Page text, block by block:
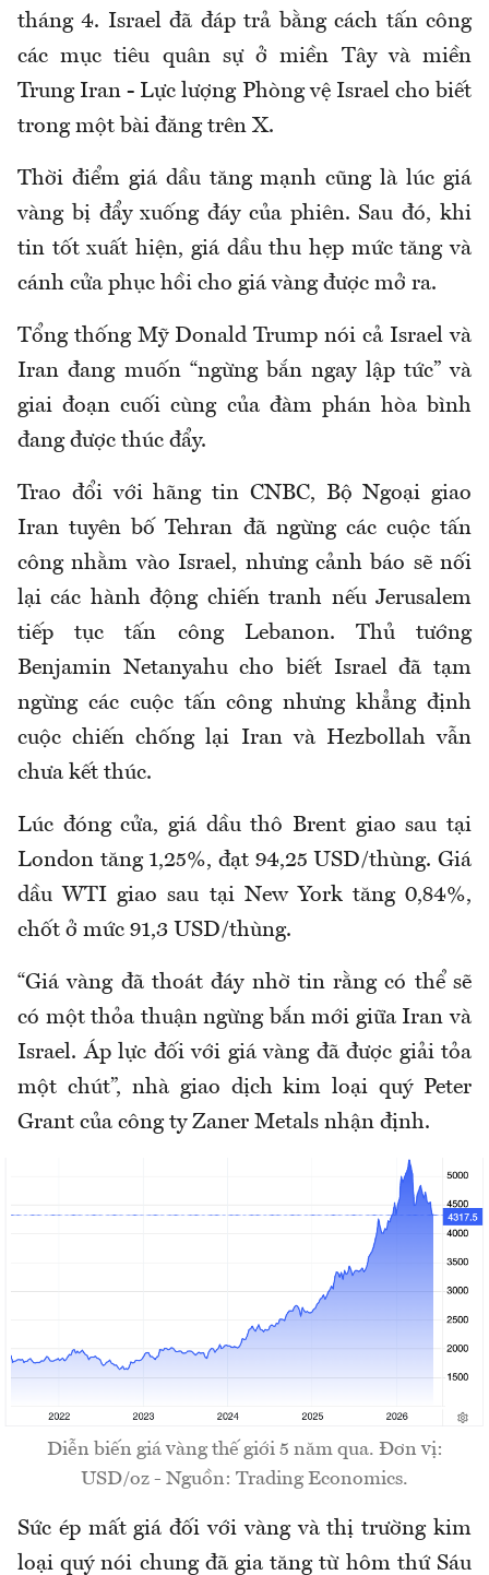
tháng 4. Israel đã đáp trả bằng cách tấn công
các mục tiêu quân sự ở miền Tây và miền
Trung Iran - Lực lượng Phòng vệ Israel cho biết
trong một bài đăng trên X.
Thời điểm giá dầu tăng mạnh cũng là lúc giá
vàng bị đẩy xuống đáy của phiên. Sau đó, khi
tin tốt xuất hiện, giá dầu thu hẹp mức tăng và
cánh cửa phục hồi cho giá vàng được mở ra.
Tổng thống Mỹ Donald Trump nói cả Israel và
Iran đang muốn “ngừng bắn ngay lập tức” và
giai đoạn cuối cùng của đàm phán hòa bình
đang được thúc đẩy.
Trao đổi với hãng tin CNBC, Bộ Ngoại giao
Iran tuyên bố Tehran đã ngừng các cuộc tấn
công nhằm vào Israel, nhưng cảnh báo sẽ nối
lại các hành động chiến tranh nếu Jerusalem
tiếp tục tấn công Lebanon. Thủ tướng
Benjamin Netanyahu cho biết Israel đã tạm
ngừng các cuộc tấn công nhưng khẳng định
cuộc chiến chống lại Iran và Hezbollah vẫn
chưa kết thúc.
Lúc đóng cửa, giá dầu thô Brent giao sau tại
London tăng 1,25%, đạt 94,25 USD/thùng. Giá
dầu WTI giao sau tại New York tăng 0,84%,
chốt ở mức 91,3 USD/thùng.
“Giá vàng đã thoát đáy nhờ tin rằng có thể sẽ
có một thỏa thuận ngừng bắn mới giữa Iran và
Israel. Áp lực đối với giá vàng đã được giải tỏa
một chút”, nhà giao dịch kim loại quý Peter
Grant của công ty Zaner Metals nhận định.
Diễn biến giá vàng thế giới 5 năm qua. Đơn vị:
USD/oz - Nguồn: Trading Economics.
Sức ép mất giá đối với vàng và thị trường kim
loại quý nói chung đã gia tăng từ hôm thứ Sáu